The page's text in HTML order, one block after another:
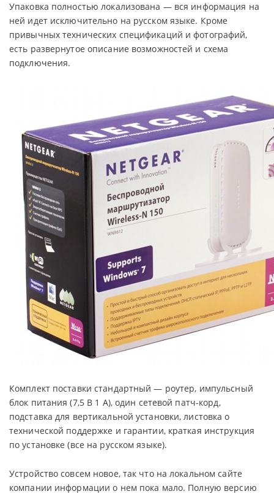
Упаковка полностью локализована — вся информация на
ней идет исключительно на русском языке. Кроме
привычных технических спецификаций и фотографий,
есть развернутое описание возможностей и схема
подключения.
Комплект поставки стандартный — роутер, импульсный
блок питания (7,5 В 1 А), один сетевой патч-корд,
подставка для вертикальной установки, листовка о
технической поддержке и гарантии, краткая инструкция
по установке (все на русском языке).
Устройство совсем новое, так что на локальном сайте
компании информации о нем пока мало. Полную версию